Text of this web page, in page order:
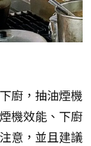
廚，抽油煙機
機效能、下廚
意，並且建議